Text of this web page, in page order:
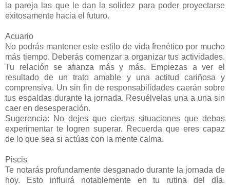
la pareja las que le dan la solidez para poder proyectarse
exitosamente hacia el futuro.
Acuario
No podrás mantener este estilo de vida frenético por mucho
más tiempo. Deberás comenzar a organizar tus actividades.
Tu relación se afianza más y más. Empiezas a ver el
resultado de un trato amable y una actitud cariñosa y
comprensiva. Un sin fin de responsabilidades caerán sobre
tus espaldas durante la jornada. Resuélvelas una a una sin
caer en desesperación.
Sugerencia: No dejes que ciertas situaciones que debas
experimentar te logren superar. Recuerda que eres capaz
de lo que sea si actúas con la mente calma.
Piscis
Te notarás profundamente desganado durante la jornada de
hoy. Esto influirá notablemente en tu rutina del día.